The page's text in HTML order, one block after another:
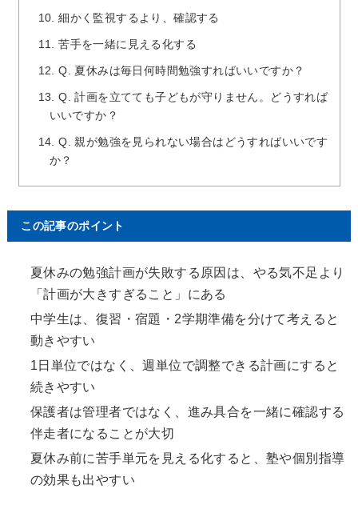
10. 細かく監視するより、確認する
11. 苦手を一緒に見える化する
12. Q. 夏休みは毎日何時間勉強すればいいですか？
13.
Q. 計画を立てても子どもが守りません。どうすれば
いいですか？
14. Q. 親が勉強を見られない場合はどうすればいいです
か？
この記事のポイント
夏休みの勉強計画が失敗する原因は、やる気不足より
「計画が大きすぎること」にある
中学生は、復習・宿題・2学期準備を分けて考えると
動きやすい
1日単位ではなく、週単位で調整できる計画にすると
続きやすい
保護者は管理者ではなく、進み具合を一緒に確認する
伴走者になることが大切
夏休み前に苦手単元を見える化すると、塾や個別指導
の効果も出やすい